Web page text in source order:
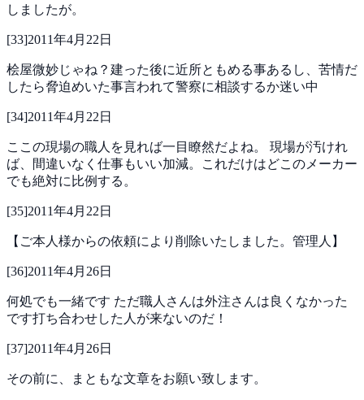
しましたが。
[33]2011年4月22日
桧屋微妙じゃね？建った後に近所ともめる事あるし、苦情だ
したら脅迫めいた事言われて警察に相談するか迷い中
[34]2011年4月22日
ここの現場の職人を見れば一目瞭然だよね。 現場が汚けれ
ば、間違いなく仕事もいい加減。これだけはどこのメーカー
でも絶対に比例する。
[35]2011年4月22日
【ご本人様からの依頼により削除いたしました。管理人】
[36]2011年4月26日
何処でも一緒です ただ職人さんは外注さんは良くなかった
です打ち合わせした人が来ないのだ！
[37]2011年4月26日
その前に、まともな文章をお願い致します。